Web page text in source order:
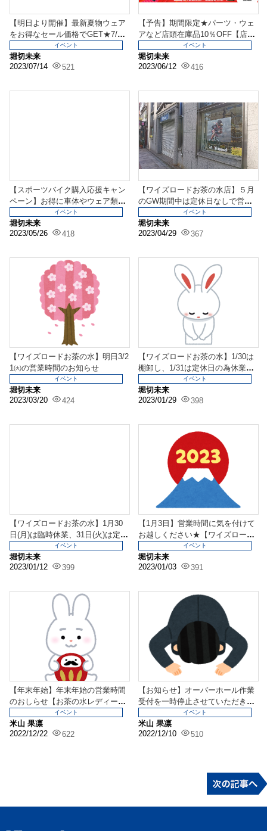
【明日より開催】最新夏物ウェア
をお得なセール価格でGET★7/15
堀切未来
2023/07/14
521
イベント
【予告】期間限定★パーツ・ウェ
アなど店頭在庫品10％OFF【店頭
は6/25まで】
堀切未来
2023/06/12
416
イベント
【スポーツバイク購入応援キャン
ペーン】お得に車体やウェア類を
GETできるこの機会...
堀切未来
2023/05/26
418
イベント
【ワイズロードお茶の水店】５月
のGW期間中は定休日なしで営業
いたします【営業時間...
堀切未来
2023/04/29
367
イベント
【ワイズロードお茶の水】明日3/2
1㈫の営業時間のお知らせ
堀切未来
2023/03/20
424
イベント
【ワイズロードお茶の水】1/30は
棚卸し、1/31は定休日の為休業い
堀切未来
2023/01/29
398
イベント
【ワイズロードお茶の水】1月30
日(月)は臨時休業、31日(火)は定休
堀切未来
2023/01/12
399
イベント
【1月3日】営業時間に気を付けて
お越しください★【ワイズロード
お茶の水店】
堀切未来
2023/01/03
391
イベント
【年末年始】年末年始の営業時間
のおしらせ【お茶の水レディース
米山 果凛
2022/12/22
622
イベント
【お知らせ】オーバーホール作業
受付を一時停止させていただきま
米山 果凛
2022/12/10
510
イベント